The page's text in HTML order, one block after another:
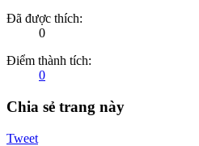
Đã được thích:
0
Điểm thành tích:
0
Chia sẻ trang này
Tweet